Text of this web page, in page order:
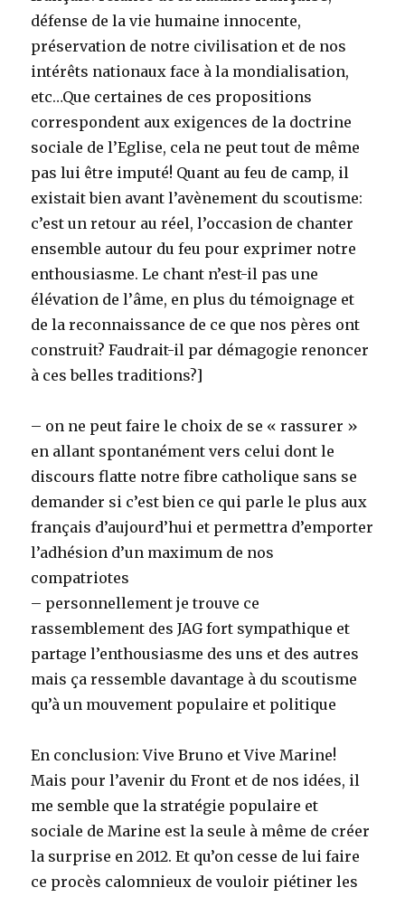
défense de la vie humaine innocente,
préservation de notre civilisation et de nos
intérêts nationaux face à la mondialisation,
etc…Que certaines de ces propositions
correspondent aux exigences de la doctrine
sociale de l’Eglise, cela ne peut tout de même
pas lui être imputé! Quant au feu de camp, il
existait bien avant l’avènement du scoutisme:
c’est un retour au réel, l’occasion de chanter
ensemble autour du feu pour exprimer notre
enthousiasme. Le chant n’est-il pas une
élévation de l’âme, en plus du témoignage et
de la reconnaissance de ce que nos pères ont
construit? Faudrait-il par démagogie renoncer
à ces belles traditions?]
– on ne peut faire le choix de se « rassurer »
en allant spontanément vers celui dont le
discours flatte notre fibre catholique sans se
demander si c’est bien ce qui parle le plus aux
français d’aujourd’hui et permettra d’emporter
l’adhésion d’un maximum de nos
compatriotes
– personnellement je trouve ce
rassemblement des JAG fort sympathique et
partage l’enthousiasme des uns et des autres
mais ça ressemble davantage à du scoutisme
qu’à un mouvement populaire et politique
En conclusion: Vive Bruno et Vive Marine!
Mais pour l’avenir du Front et de nos idées, il
me semble que la stratégie populaire et
sociale de Marine est la seule à même de créer
la surprise en 2012. Et qu’on cesse de lui faire
ce procès calomnieux de vouloir piétiner les